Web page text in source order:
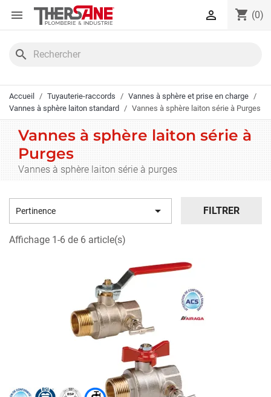
Panneau de gestion des cookies
 shopping_cart (0)

search
Accueil Tuyauterie-raccords
Vannes à sphère et prise en charge
Vannes à sphère laiton standard
Vannes à sphère laiton série à Purges
Vannes à sphère laiton série à
Purges
Vannes à sphère laiton série à purges
Pertinence  FILTRER
Affichage 1-6 de 6 article(s)